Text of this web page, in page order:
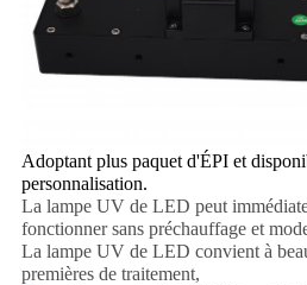
Adoptant plus paquet d'ÉPI et
personnalisation.
La lampe UV de LED peut
fonctionner sans préchauffage et
La lampe UV de LED convient à
premières de traitement,